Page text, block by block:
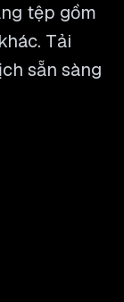
tệp gồm
Tải
sẵn sàng